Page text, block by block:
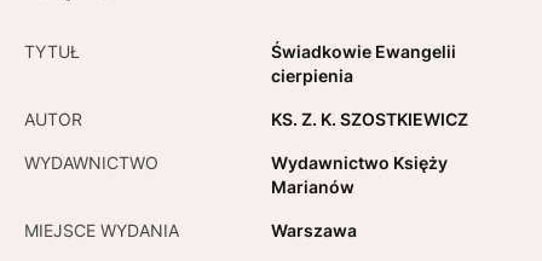
TYTUŁ
Świadkowie Ewangelii
cierpienia
AUTOR KS. Z. K. SZOSTKIEWICZ
WYDAWNICTWO
Wydawnictwo Księży
Marianów
MIEJSCE WYDANIA Warszawa